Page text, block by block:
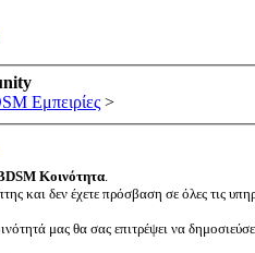
Εμπειρίες >
Κοινότητα.
και δεν έχετε πρόσβαση σε όλες τις
μας θα σας επιτρέψει να